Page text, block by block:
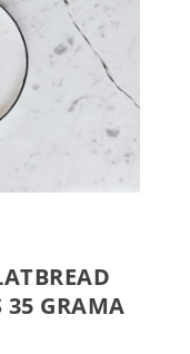
35 GRAMA